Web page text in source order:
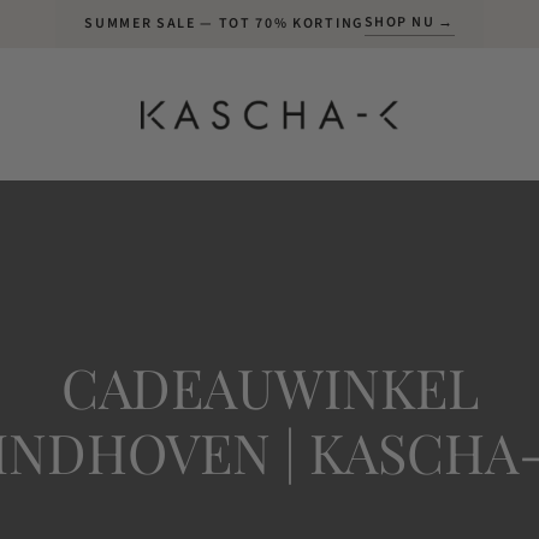
SUMMER SALE — TOT 70% KORTING SHOP NU →
CADEAUWINKEL
|